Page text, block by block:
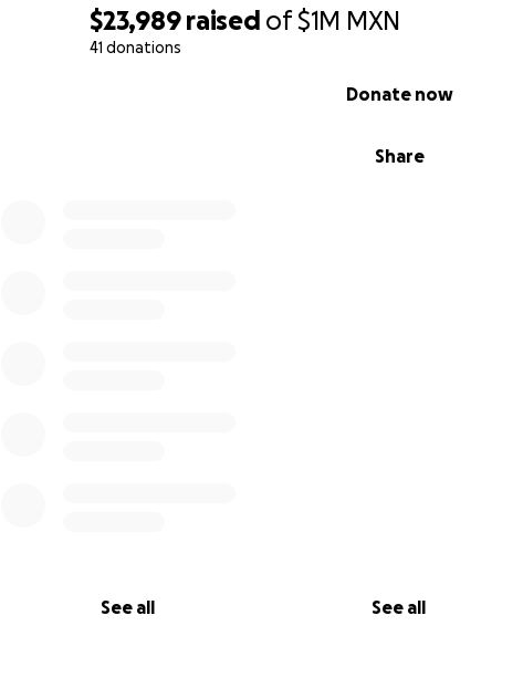
$23,989 raised of$1M MXN
41 donations
Share
Donate now
See all See all